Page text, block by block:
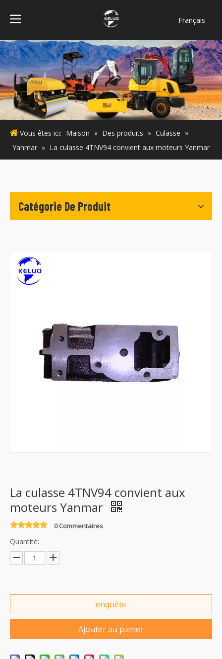
Français
Bahasa
indonesia
Türk dili
ไทย
Italiano
Deutsch
Português
Español
Vous êtes ici: Maison » Des produits » Culasse »
Yanmar » La culasse 4TNV94 convient aux moteurs Yanmar
Catégorie De Produit
La culasse 4TNV94 convient aux
moteurs Yanmar
0 Commentaires
Quantité:
enquête
Ajouter au panier